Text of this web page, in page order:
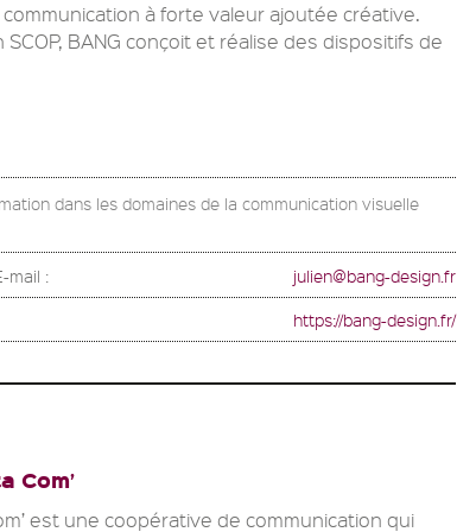
à forte valeur ajoutée créative.
SCOP, BANG conçoit et réalise des dispositifs de
dans les domaines de la communication visuelle
mail : julien@bang-design.fr
https://bang-design.fr/
Com’
est une coopérative de communication qui